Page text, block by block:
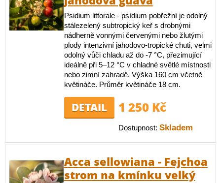
Psidium littorale - psídium pobřežní je odolný
stálezelený subtropický keř s drobnými
nádherně vonnými červenými nebo žlutými
plody intenzivní jahodovo-tropické chuti, velmi
odolný vůči chladu až do -7 °C, přezimující
ideálně při 5–12 °C v chladné světlé místnosti
nebo zimní zahradě. Výška 160 cm včetně
květináče. Průměr květináče 18 cm.
DETAIL 1 250 Kč
Dostupnost: Skladem
Acca sellowiana - Fejchoa
strom na kmínku velký